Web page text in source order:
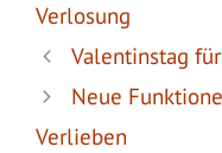
Verlosung
Valentinstag
Neue
Verlieben